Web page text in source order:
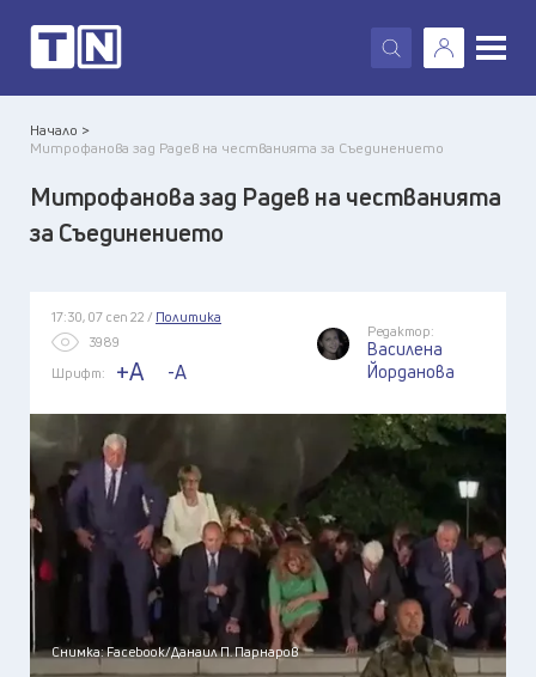
X
Начало >
Митрофанова зад Радев на честванията за Съединението
Митрофанова зад Радев на честванията
за Съединението
17:30, 07 сеп 22 / Политика
3989
Шрифт:
+A -A
Редактор:
Василена
Йорданова
Снимка: Facebook/Данаил П. Парнаров